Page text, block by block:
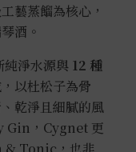
藝蒸餾為核心，
酒。
淨水源與 12 種
以杜松子為骨
乾淨且細膩的風
Gin，Cygnet 更
& Tonic，也非